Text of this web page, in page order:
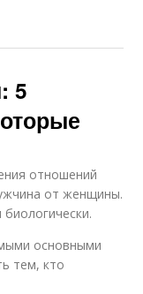
5
отношений
от женщины.
основными
тем, кто